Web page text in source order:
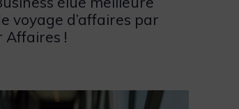
voyage d’affaires par
Affaires !